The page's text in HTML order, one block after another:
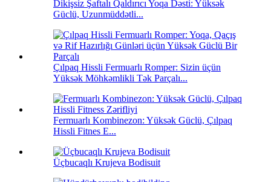
Dikişsiz Şaftalı Qaldırıcı Yoqa Dəsti: Yüksək
Güclü, Uzunmüddətli...
Çılpaq Hissli Fermuarlı Romper: Sizin üçün
Yüksək Möhkəmlikli Tək Parçalı...
Fermuarlı Kombinezon: Yüksək Güclü, Çılpaq
Hissli Fitnes E...
Üçbucaqlı Krujeva Bodisuit